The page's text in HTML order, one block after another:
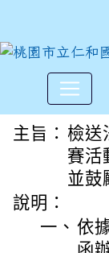
第16屆
主旨： 檢送
賽活
並鼓
說明：
一、 依